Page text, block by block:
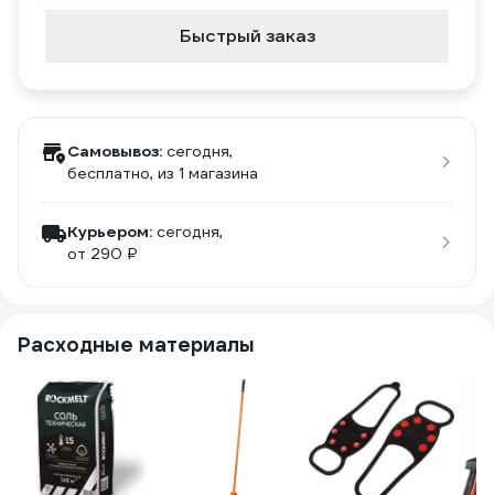
Быстрый заказ
Самовывоз: сегодня,
бесплатно, из 1 магазина
Курьером: сегодня,
от 290 ₽
Расходные материалы